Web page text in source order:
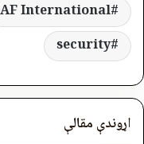
AF International
security
اړوندې مقالې